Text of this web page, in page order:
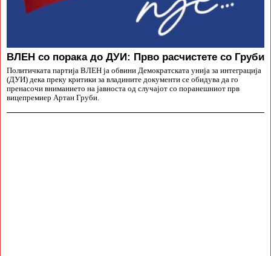
ВЛЕН со порака до ДУИ: Прво расчистете со Груби
Политичката партија ВЛЕН ја обвини Демократската унија за интеграција
(ДУИ) дека преку критики за владините документи се обидува да го
пренасочи вниманието на јавноста од случајот со поранешниот прв
вицепремиер Артан Груби.